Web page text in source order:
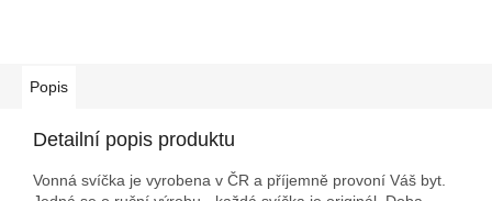
Popis
Detailní popis produktu
Vonná svíčka je vyrobena v ČR a příjemně provoní Váš byt.